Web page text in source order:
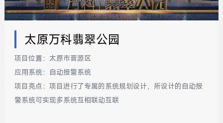
太原万科翡翠公园
项目位置： 太原市晋源区
应用系统： 自动报警系统
项目亮点： 项目进行了专属的系统规划设计，所设计的自动报
警系统可实现多系统互相联动互联